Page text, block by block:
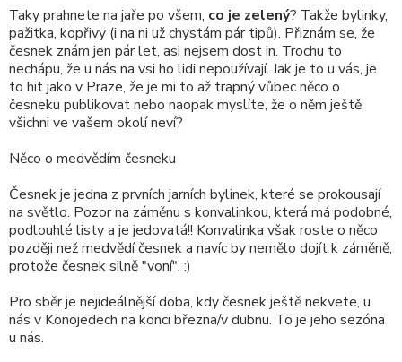
Taky prahnete na jaře po všem, co je zelený? Takže bylinky,
pažitka, kopřivy (i na ni už chystám pár tipů). Přiznám se, že
česnek znám jen pár let, asi nejsem dost in. Trochu to
nechápu, že u nás na vsi ho lidi nepoužívají. Jak je to u vás, je
to hit jako v Praze, že je mi to až trapný vůbec něco o
česneku publikovat nebo naopak myslíte, že o něm ještě
všichni ve vašem okolí neví?
Něco o medvědím česneku
Česnek je jedna z prvních jarních bylinek, které se prokousají
na světlo. Pozor na záměnu s konvalinkou, která má podobné,
podlouhlé listy a je jedovatá!! Konvalinka však roste o něco
později než medvědí česnek a navíc by nemělo dojít k záměně,
protože česnek silně "voní". :)
Pro sběr je nejideálnější doba, kdy česnek ještě nekvete, u
nás v Konojedech na konci března/v dubnu. To je jeho sezóna
u nás.